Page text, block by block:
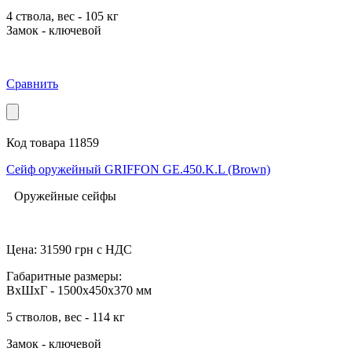
4 ствола, вес - 105 кг
Замок - ключевой
Сравнить
Код товара 11859
Сейф оружейный GRIFFON GE.450.K.L (Brown)
Оружейные сейфы
Цена: 31590 грн с НДС
Габаритные размеры:
ВхШхГ - 1500x450x370 мм
5 стволов, вес - 114 кг
Замок - ключевой